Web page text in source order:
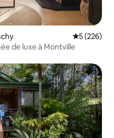
Note
5 (226)
de luxe à Montville